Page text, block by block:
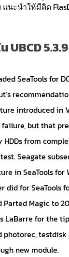
แนะนำให้มีติด
UBCD 5.3.9
SeaTools for
introduced in
but that
HDDs from
Seagate
in SeaTools for
did for SeaTools
Parted Magic to
LaBarre for the
photorec,
new module.